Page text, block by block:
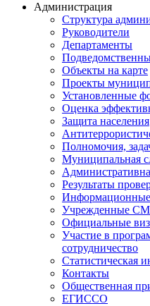
Администрация
Структура
Руководители
Департаменты
Объекты на карте
Проекты
Установленные
Оценка
Защита населения
Полномочия,
Муниципальная
Результаты
Учрежденные
Официальные
Участие в
сотрудничество
Статистическая
Контакты
Общественная
ЕГИССО